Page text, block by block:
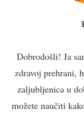
Dobrodošli! Ja
zdravoj prehrani,
zaljubljenica u
možete naučiti